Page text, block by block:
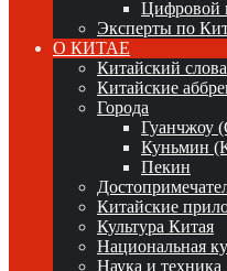
Цифровой
Эксперты по
О КИТАЕ
Китайский
Китайские
Города
Гуанчжоу
Куньмин
Пекин
Китайские
Культура Китая
Национальная
Наука и техника